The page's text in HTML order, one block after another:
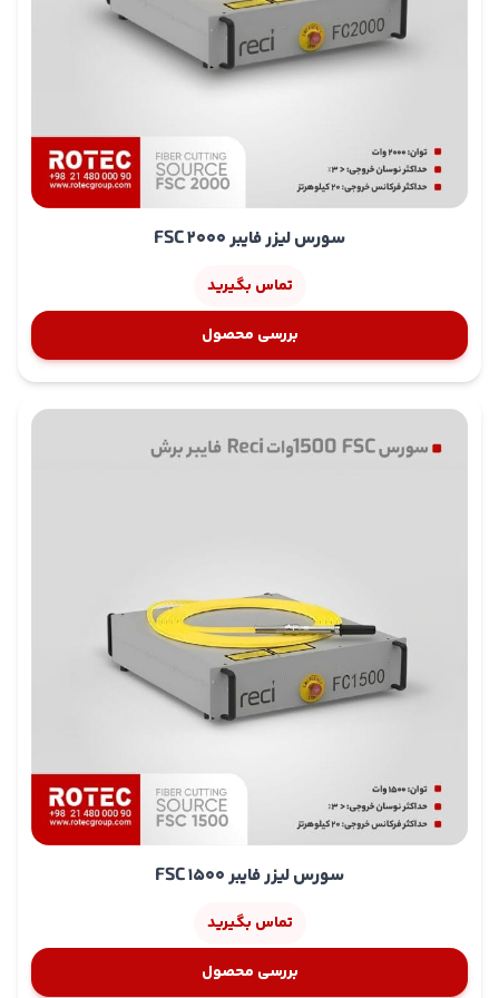
سورس لیزر فایبر FSC 2000
تماس بگیرید
بررسی محصول
سورس لیزر فایبر FSC 1500
تماس بگیرید
بررسی محصول